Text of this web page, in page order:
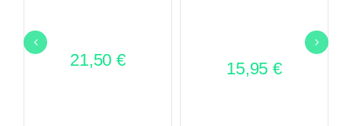
21,50 € 15,95 €